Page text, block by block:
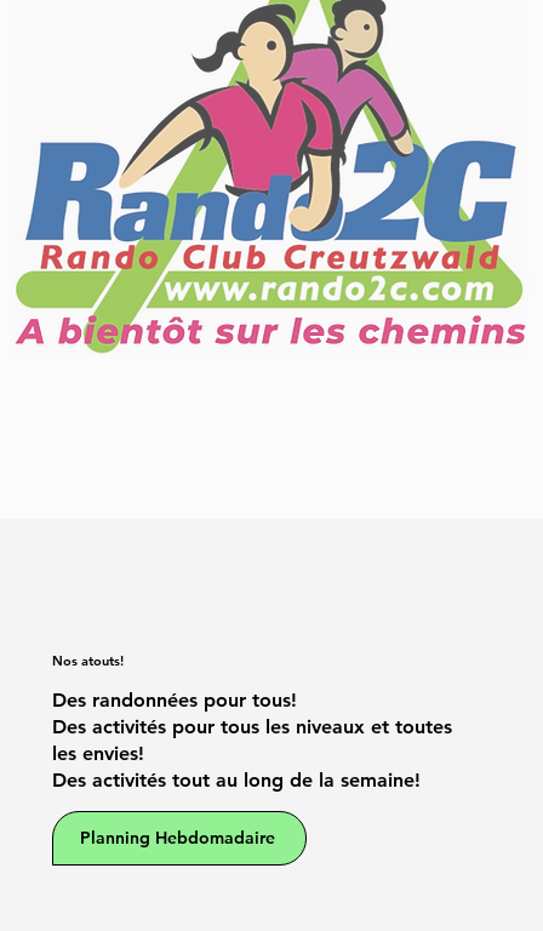
Nos atouts!
Des randonnées pour tous!
Des activités pour tous les niveaux et toutes
les envies!
Des activités tout au long de la semaine!
Planning Hebdomadaire